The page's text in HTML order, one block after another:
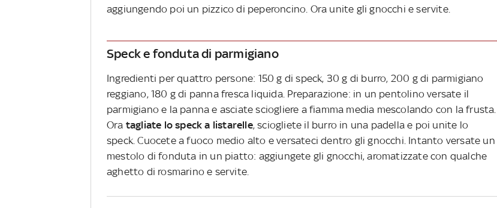
aggiungendo poi un pizzico di peperoncino. Ora unite gli gnocchi e servite.
Speck e fonduta di parmigiano
Ingredienti per quattro persone: 150 g di speck, 30 g di burro, 200 g di parmigiano
reggiano, 180 g di panna fresca liquida. Preparazione: in un pentolino versate il
parmigiano e la panna e asciate sciogliere a fiamma media mescolando con la frusta.
Ora tagliate lo speck a listarelle, sciogliete il burro in una padella e poi unite lo
speck. Cuocete a fuoco medio alto e versateci dentro gli gnocchi. Intanto versate un
mestolo di fonduta in un piatto: aggiungete gli gnocchi, aromatizzate con qualche
aghetto di rosmarino e servite.